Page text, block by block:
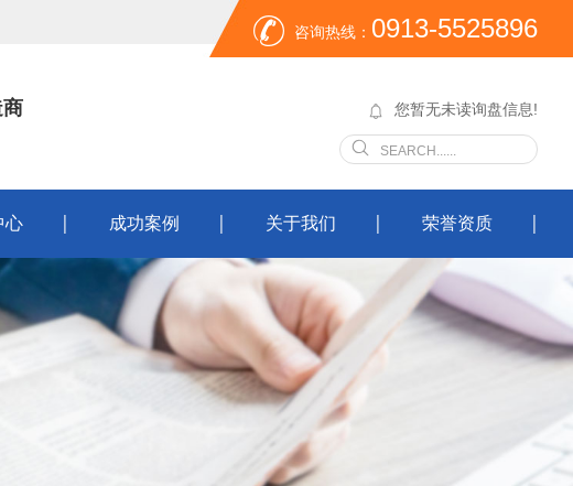
咨询热线： 0913-5525896
您暂无未读询盘信息!
心 成功案例 关于我们 荣誉资质